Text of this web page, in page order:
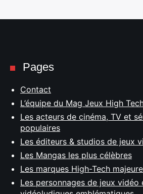
Pages
Contact
L’équipe du Mag Jeux High
Les acteurs de cinéma, TV et
populaires
Les éditeurs & studios de jeux
Les Mangas les plus célèbres
Les marques High-Tech
Les personnages de jeux vidéo